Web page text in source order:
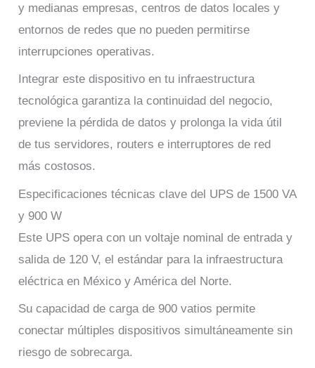
y medianas empresas, centros de datos locales y
entornos de redes que no pueden permitirse
interrupciones operativas.
Integrar este dispositivo en tu infraestructura
tecnológica garantiza la continuidad del negocio,
previene la pérdida de datos y prolonga la vida útil
de tus servidores, routers e interruptores de red
más costosos.
Especificaciones técnicas clave del UPS de 1500 VA
y 900 W
Este UPS opera con un voltaje nominal de entrada y
salida de 120 V, el estándar para la infraestructura
eléctrica en México y América del Norte.
Su capacidad de carga de 900 vatios permite
conectar múltiples dispositivos simultáneamente sin
riesgo de sobrecarga.